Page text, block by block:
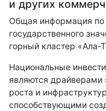
и других
Общая информация по
государственного
горный кластер «Ала-
Национальные
являются драйверами
роста и
способствующими